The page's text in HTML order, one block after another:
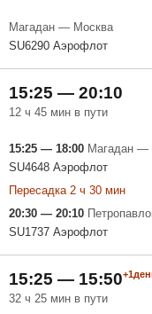
Магадан — Москва
SU6290 Аэрофлот
15:25 — 20:10
12 ч 45 мин в пути
15:25 — 18:00 Магадан —
SU4648 Аэрофлот
Пересадка 2 ч 30 мин
20:30 — 20:10
SU1737 Аэрофлот
15:25 — 15:50
32 ч 25 мин в пути